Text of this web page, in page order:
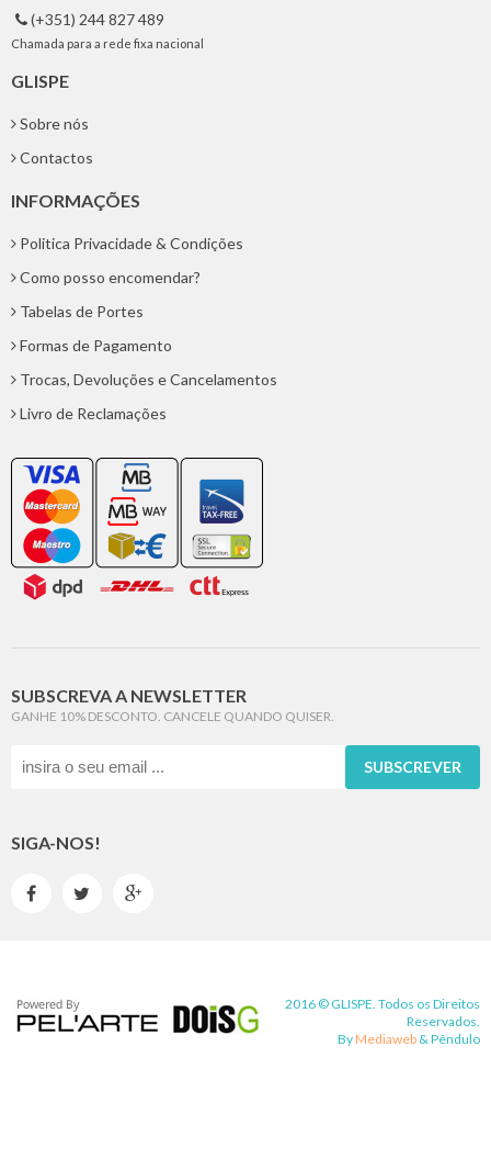
 (+351) 244 827 489
Chamada para a rede fixa nacional
GLISPE
Sobre nós
Contactos
INFORMAÇÕES
Politica Privacidade & Condições
Como posso encomendar?
Tabelas de Portes
Formas de Pagamento
Trocas, Devoluções e Cancelamentos
Livro de Reclamações
SUBSCREVA A NEWSLETTER
GANHE 10% DESCONTO. CANCELE QUANDO QUISER.
SUBSCREVER
SIGA-NOS!
  
2016 © GLISPE. Todos os Direitos
Reservados.
By Mediaweb & Pêndulo